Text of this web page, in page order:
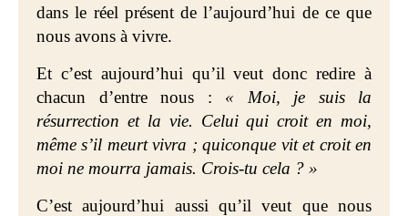
dans le réel présent de l’aujourd’hui de ce que
nous avons à vivre.
Et c’est aujourd’hui qu’il veut donc redire à
chacun d’entre nous : « Moi, je suis la
résurrection et la vie. Celui qui croit en moi,
même s’il meurt vivra ; quiconque vit et croit en
moi ne mourra jamais. Crois-tu cela ? »
C’est aujourd’hui aussi qu’il veut que nous